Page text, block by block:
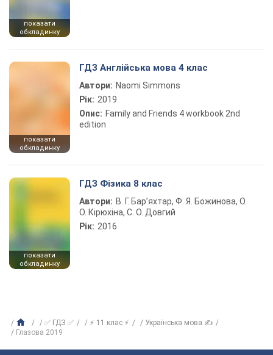
показати
обкладинку
показати
обкладинку
ГДЗ Англійська мова 4 клас
Автори: Naomi Simmons
Рік: 2019
Опис: Family and Friends 4 workbook 2nd
edition
показати
обкладинку
ГДЗ Фізика 8 клас
Автори: В. Г. Бар’яхтар, Ф. Я. Божинова, О.
О. Кірюхіна, С. О. Довгий
Рік: 2016
✅ ГДЗ ✅ ⚡ 11 клас ⚡
Українська мова ✍
Глазова 2019